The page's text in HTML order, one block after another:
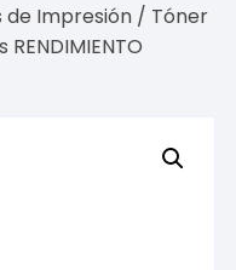
de Impresión / Tóner